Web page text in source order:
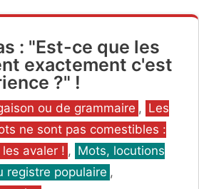
: "Est-ce que les
exactement c'est
?" !
ou de grammaire , Les
ne sont pas comestibles :
avaler ! , Mots, locutions
registre populaire ,